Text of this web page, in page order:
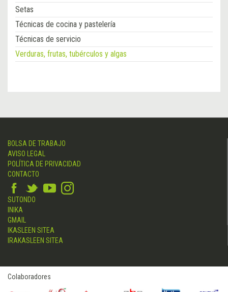
Setas
Técnicas de cocina y pastelería
Técnicas de servicio
Verduras, frutas, tubérculos y algas
BOLSA DE TRABAJO
AVISO LEGAL
POLÍTICA DE PRIVACIDAD
CONTACTO
SUTONDO
INIKA
GMAIL
IKASLEEN SITEA
IRAKASLEEN SITEA
Colaboradores